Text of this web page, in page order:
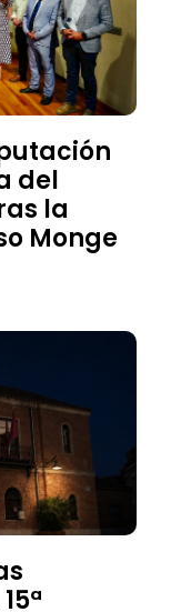
del
la
Monge